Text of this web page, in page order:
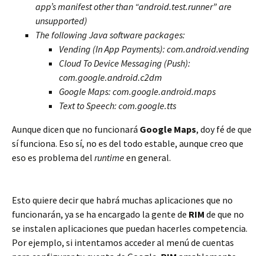
app’s manifest other than “android.test.runner” are
unsupported)
The following Java software packages:
Vending (In App Payments): com.android.vending
Cloud To Device Messaging (Push):
com.google.android.c2dm
Google Maps: com.google.android.maps
Text to Speech: com.google.tts
Aunque dicen que no funcionará Google Maps, doy fé de que
sí funciona. Eso sí, no es del todo estable, aunque creo que
eso es problema del runtimeen general.
Esto quiere decir que habrá muchas aplicaciones que no
funcionarán, ya se ha encargado la gente de RIM de que no
se instalen aplicaciones que puedan hacerles competencia.
Por ejemplo, si intentamos acceder al menú de cuentas